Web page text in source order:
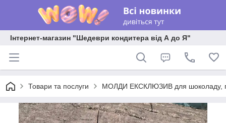
Інтернет-магазин "Шедеври кондитера від А до Я"
Товари та послуги МОЛДИ ЕКСКЛЮЗИВ для шоколаду,